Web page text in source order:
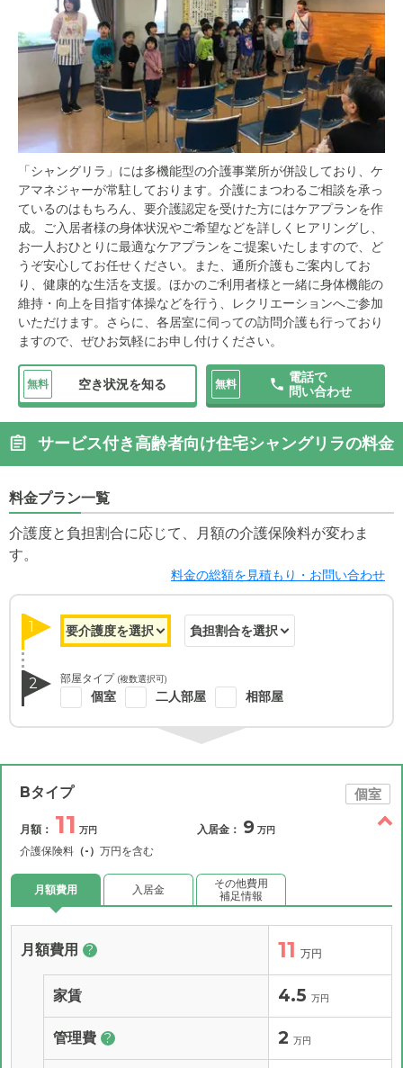
「シャングリラ」には多機能型の介護事業所が併設しており、ケ
アマネジャーが常駐しております。介護にまつわるご相談を承っ
ているのはもちろん、要介護認定を受けた方にはケアプランを作
成。ご入居者様の身体状況やご希望などを詳しくヒアリングし、
お一人おひとりに最適なケアプランをご提案いたしますので、ど
うぞ安心してお任せください。また、通所介護もご案内してお
り、健康的な生活を支援。ほかのご利用者様と一緒に身体機能の
維持・向上を目指す体操などを行う、レクリエーションへご参加
いただけます。さらに、各居室に伺っての訪問介護も行っており
ますので、ぜひお気軽にお申し付けください。
無料 空き状況を知る 無料
電話で
問い合わせ
サービス付き高齢者向け住宅シャングリラの料金
料金プラン一覧
介護度と負担割合に応じて、月額の介護保険料が変わま
す。
料金の総額を見積もり・お問い合わせ
1
2 部屋タイプ (複数選択可)
個室 二人部屋 相部屋
Bタイプ 個室
月額： 11 万円
介護保険料 （-） 万円を含む
入居金： 9 万円
月額費用 入居金
その他費用
補足情報
月額費用 ? 11 万円
家賃 4.5 万円
管理費 ? 2 万円